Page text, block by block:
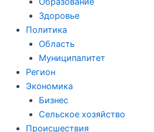
Здоровье
Политика
Область
Муниципалитет
Регион
Экономика
Бизнес
Сельское хозяйство
Происшествия